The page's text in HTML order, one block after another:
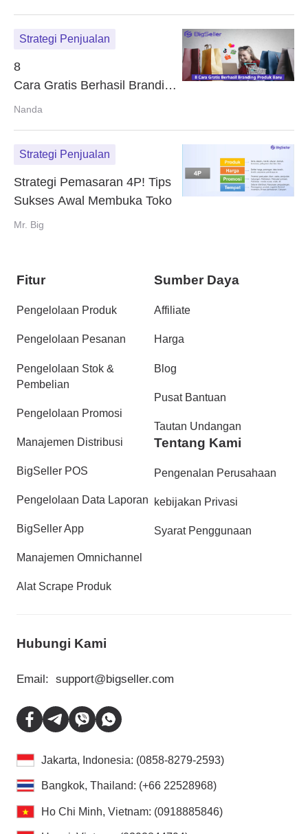
Strategi Penjualan
8
Cara Gratis Berhasil Branding Produk
Baru
Nanda
Strategi Penjualan
Strategi Pemasaran 4P! Tips
Sukses Awal Membuka Toko
Mr. Big
Fitur
Pengelolaan Produk
Pengelolaan Pesanan
Pengelolaan Stok &
Pembelian
Pengelolaan Promosi
Manajemen Distribusi
BigSeller POS
Pengelolaan Data Laporan
BigSeller App
Manajemen Omnichannel
Alat Scrape Produk
Sumber Daya
Affiliate
Harga
Blog
Pusat Bantuan
Tautan Undangan
Tentang Kami
Pengenalan Perusahaan
kebijakan Privasi
Syarat Penggunaan
Hubungi Kami
Email: support@bigseller.com
Jakarta, Indonesia: (0858-8279-2593)
Bangkok, Thailand: (+66 22528968)
Ho Chi Minh, Vietnam: (0918885846)